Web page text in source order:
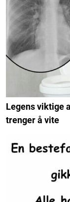
Legens viktige
trenger å vite